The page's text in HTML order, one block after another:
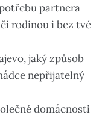
partnera
rodinou i bez tvé
jaký způsob
nepřijatelný
domácnosti